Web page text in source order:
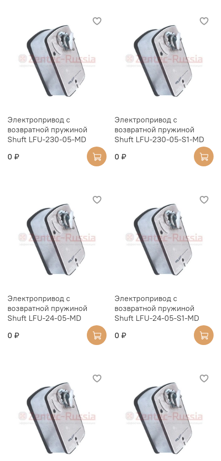
Электропривод с
возвратной пружиной
Shuft LFU-230-05-MD
0 ₽
Электропривод с
возвратной пружиной
Shuft LFU-230-05-S1-MD
0 ₽
Электропривод с
возвратной пружиной
Shuft LFU-24-05-MD
0 ₽
Электропривод с
возвратной пружиной
Shuft LFU-24-05-S1-MD
0 ₽